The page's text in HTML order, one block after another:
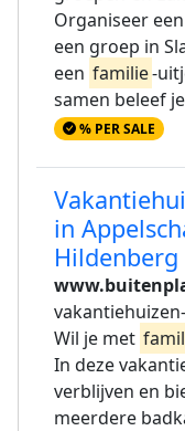
Organiseer
een groep in
een familie-
samen beleef
% PER SALE
in
Hildenberg
Wil je met
In deze
verblijven en
meerdere